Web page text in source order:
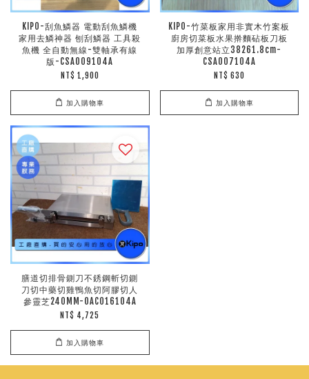
KIPO-刮魚鱗器 電動刮魚鱗機
家用去鱗神器 刨刮鱗器 工具殺
魚機 全自動無線-雙軸承有線
版-CSA009104A
NT$ 1,900
加入購物車
KIPO-竹菜板家用非實木竹案板
廚房切菜板水果擀麵砧板刀板
加厚創意站立38261.8cm-
CSA007104A
NT$ 630
加入購物車
膳道切排骨鍘刀不銹鋼斬切鍘
刀切中藥切雞鴨魚切阿膠切人
參靈芝240MM-OAC016104A
NT$ 4,725
加入購物車